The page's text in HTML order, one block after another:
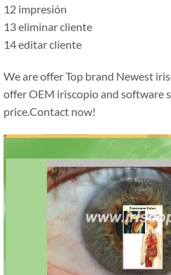
12 impresión
13 eliminar cliente
14 editar cliente
We are offer Top brand Newest
offer OEM iriscopio and software
price.Contact now!